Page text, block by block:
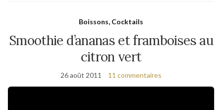
Boissons, Cocktails
Smoothie d’ananas et framboises au
citron vert
26 août 2011 11 commentaires